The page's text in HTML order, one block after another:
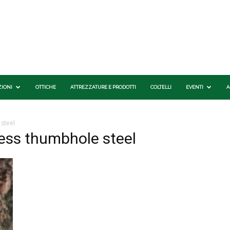
OTTICHE ATTREZZATURE E PRODOTTI COLTELLI EVENTI
thumbhole steel